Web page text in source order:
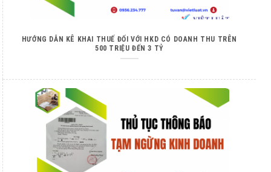
HƯỚNG DẪN KÊ KHAI THUẾ ĐỐI VỚI HKD CÓ DOANH THU TRÊN
500 TRIỆU ĐẾN 3 TỶ